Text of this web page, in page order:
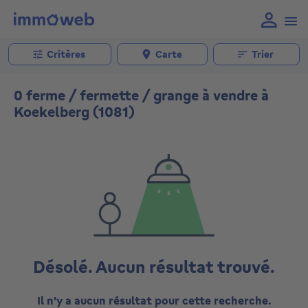
Critères Carte Trier
0 ferme / fermette / grange à vendre à
Koekelberg (1081)
Désolé. Aucun résultat trouvé.
Il n'y a aucun résultat pour cette recherche.